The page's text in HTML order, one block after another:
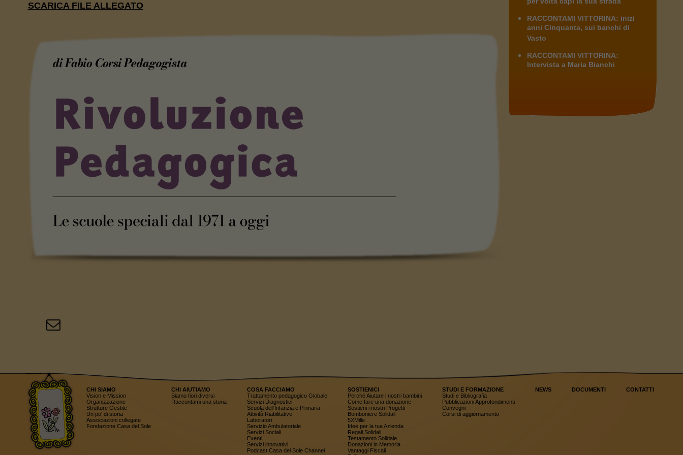
SCARICA FILE ALLEGATO per volta capì la sua strada
RACCONTAMI VITTORINA: inizi
anni Cinquanta, sui banchi di
Vasto
RACCONTAMI VITTORINA:
Intervista a Maria Bianchi
CHI SIAMO
Vision e Mission
Organizzazione
Strutture Gestite
Un po' di storia
Associazioni collegate
Fondazione Casa del Sole
CHI AIUTIAMO
Siamo fiori diversi
Raccontami una storia
COSA FACCIAMO
Trattamento pedagogico Globale
Servizi Diagnostici
Scuola dell'Infanzia e Primaria
Attività Riabilitative
Laboratori
Servizio Ambulatoriale
Servizi Sociali
Eventi
Servizi innovativi
Podcast Casa del Sole Channel
SOSTIENICI
Perché Aiutare i nostri bambini
Come fare una donazione
Sostieni i nostri Progetti
Bomboniere Solidali
5XMille
Idee per la tua Azienda
Regali Solidali
Testamento Solidale
Donazioni in Memoria
Vantaggi Fiscali
STUDI E FORMAZIONE
Studi e Bibliografia
Pubblicazioni Approfondimenti
Convegni
Corsi di aggiornamento
NEWS DOCUMENTI CONTATTI